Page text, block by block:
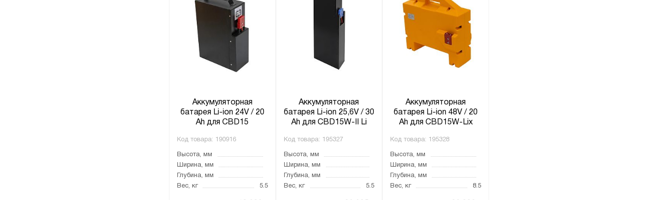
Аккумуляторная
батарея Li-ion 24V / 20
Ah для CBD15
Код товара: 190916
Высота, мм
Ширина, мм
Глубина, мм
Вес, кг
5.5
Аккумуляторная
батарея Li-ion 25,6V / 30
Ah для CBD15W-II Li
Код товара: 195327
Высота, мм
Ширина, мм
Глубина, мм
Вес, кг
5.5
Аккумуляторная
батарея Li-ion 48V / 20
Ah для CBD15W-Lix
Код товара: 195328
Высота, мм
Ширина, мм
Глубина, мм
Вес, кг
8.5